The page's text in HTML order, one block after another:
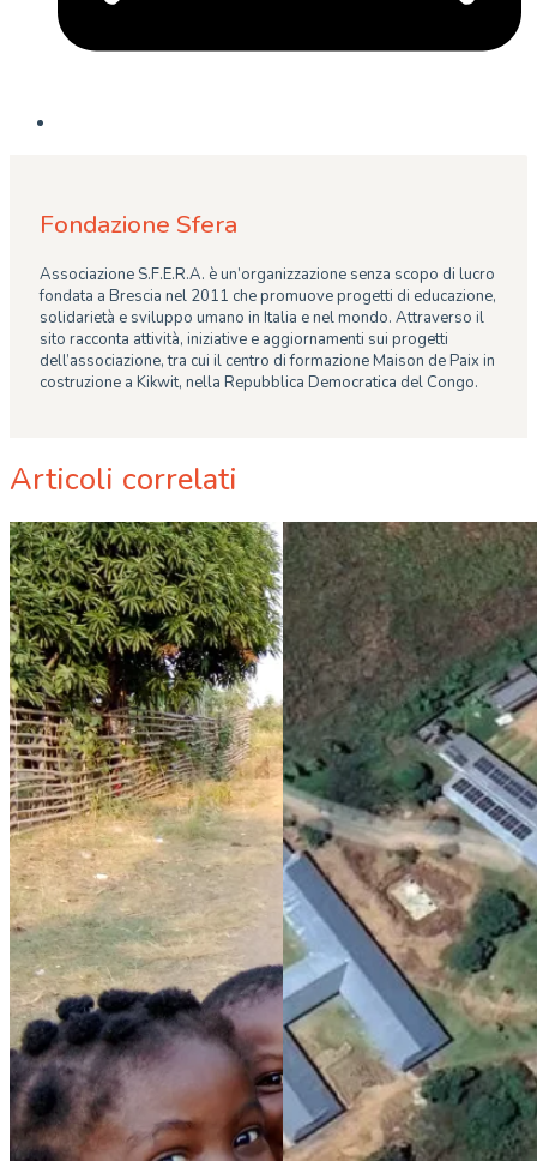
Fondazione Sfera
Associazione S.F.E.R.A. è un’organizzazione senza scopo di lucro
fondata a Brescia nel 2011 che promuove progetti di educazione,
solidarietà e sviluppo umano in Italia e nel mondo. Attraverso il
sito racconta attività, iniziative e aggiornamenti sui progetti
dell’associazione, tra cui il centro di formazione Maison de Paix in
costruzione a Kikwit, nella Repubblica Democratica del Congo.
Articoli correlati